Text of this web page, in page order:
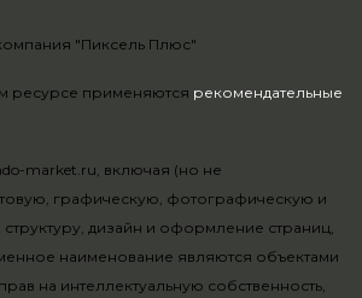
ресурсе применяются рекомендательные
market.ru, включая (но не
графическую, фотографическую и
дизайн и оформление страниц,
наименование являются объектами
на интеллектуальную собственность,
"Пиксель Плюс"